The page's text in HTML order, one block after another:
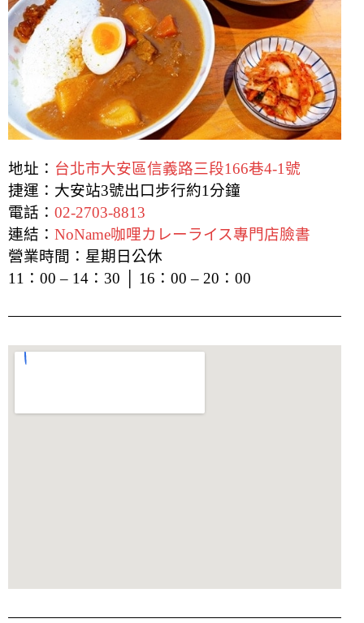
地址： 台北市大安區信義路三段166巷4-1號
捷運：大安站3號出口步行約1分鐘
電話： 02-2703-8813
連結： NoName咖哩カレーライス專門店臉書
營業時間：星期日公休
11：00 – 14：30 │ 16：00 – 20：00